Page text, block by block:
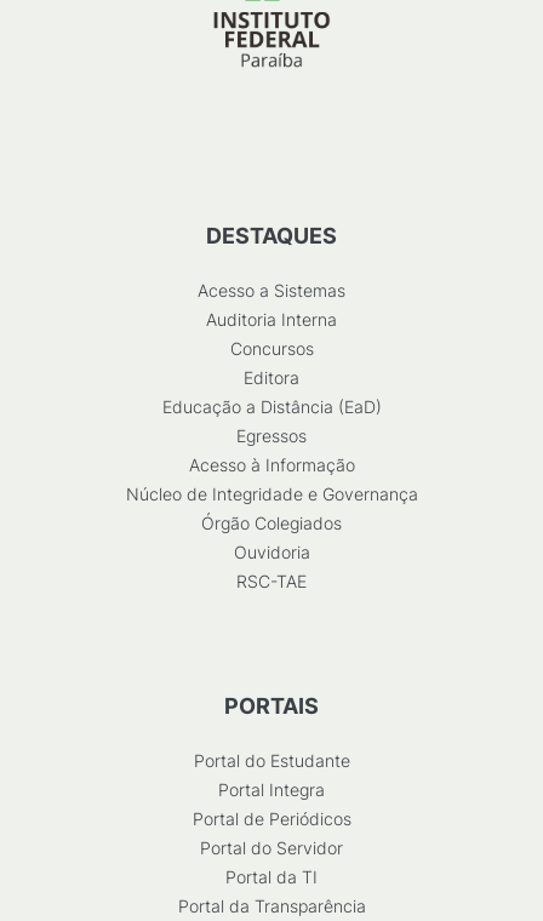
DESTAQUES
Acesso a Sistemas
Auditoria Interna
Concursos
Editora
Educação a Distância (EaD)
Egressos
Acesso à Informação
Núcleo de Integridade e Governança
Órgão Colegiados
Ouvidoria
RSC-TAE
PORTAIS
Portal do Estudante
Portal Integra
Portal de Periódicos
Portal do Servidor
Portal da TI
Portal da Transparência